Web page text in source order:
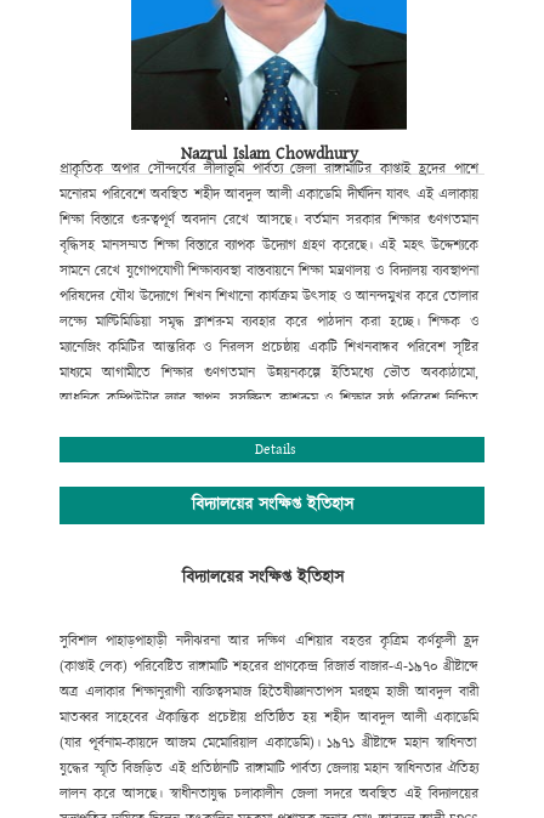
Nazrul Islam Chowdhury
প্রাকৃতিক অপার সৌন্দর্যের লীলাভূমি পার্বত্য জেলা রাঙ্গামাটির কাপ্তাই হ্রদের পাশে
মনোরম পরিবেশে অবস্থিত শহীদ আবদুল আলী একাডেমি দীর্ঘদিন যাবৎ এই এলাকায়
শিক্ষা বিস্তারে গুরুত্বপূর্ণ অবদান রেখে আসছে। বর্তমান সরকার শিক্ষার গুণগতমান
বৃদ্ধিসহ মানসম্মত শিক্ষা বিস্তারে ব্যাপক উদ্যোগ গ্রহণ করেছে। এই মহৎ উদ্দেশ্যকে
সামনে রেখে যুগোপযোগী শিক্ষাব্যবস্থা বাস্তবায়নে শিক্ষা মন্ত্রণালয় ও বিদ্যালয় ব্যবস্থাপনা
পরিষদের যৌথ উদ্যোগে শিখন শিখানো কার্যক্রম উৎসাহ ও আনন্দমুখর করে তোলার
লক্ষ্যে মাল্টিমিডিয়া সমৃদ্ধ ক্লাশরুম ব্যবহার করে পাঠদান করা হচ্ছে। শিক্ষক ও
ম্যানেজিং কমিটির আন্তরিক ও নিরলস প্রচেষ্ঠায় একটি শিখনবান্ধব পরিবেশ সৃষ্টির
মাধ্যমে আগামীতে শিক্ষার গুণগতমান উন্নয়নকল্পে ইতিমধ্যে ভৌত অবকাঠামো,
আধুনিক কম্পিউটার ল্যাব স্থাপন,সুসজ্জিত ক্লাশরুম ও শিক্ষার সুষ্ঠু পরিবেশ নিশ্চিত
মানসিক বিকাশে বিভিন্ন পদক্ষেপ ক্রমান্নয়ে বাস্তবায়ন করা হচ্ছে। বিদ্যালয়টি
প্রতিষ্ঠাতা বিশিষ্ট সমাজ সেবক শ্রদ্ধেয় মরহুম হাজী আবদুল বারী
কৃতি সন্তান হাজী মোঃ মুছা মাতব্বর (আজীবন দাতা সদস্য) বিদ্যালয় পরিচালনা
,শিক্ষার্থীদের সুযোগ-সুবিধা বৃদ্ধি
JSC
তে ধারাবাহিক উন্নয়ন
বিদ্যমান। সহপাঠক্রমিক কার্যক্রমে (ক্রীড়া ও
সংস্কৃতিতে) রয়েছে অত্র
বিদ্যালয়ের দীর্ঘ দিনের ঐতিহ্য।
Details
বিদ্যালয়ের সংক্ষিপ্ত ইতিহাস
বিদ্যালয়ের সংক্ষিপ্ত ইতিহাস
সুবিশাল পাহাড়পাহাড়ী নদীঝরনা আর দক্ষিণ এশিয়ার বহত্তর কৃত্রিম কর্ণফুলী হ্রদ
(কাপ্তাই লেক) পরিবেষ্টিত রাঙ্গামাটি শহরের প্রাণকেন্দ্র রিজার্ভ বাজার-এ-১৯৭০ খ্রীষ্টাব্দে
অত্র এলাকার শিক্ষানুরাগী ব্যক্তিত্বসমাজ হিতৈষীজ্ঞানতাপস মরহুম হাজী আবদুল বারী
মাতব্বর সাহেবের ঐকান্তিক প্রচেষ্টায় প্রতিষ্ঠিত হয় শহীদ আবদুল আলী একাডেমি
(যার পূর্বনাম-কায়দে আজম মেমোরিয়াল একাডেমি)। ১৯৭১ খ্রীষ্টাব্দে মহান স্বাধিনতা
যুদ্ধের স্মৃতি বিজড়িত এই প্রতিষ্ঠানটি রাঙ্গামাটি পার্বত্য জেলায় মহান স্বাধিনতার ঐতিহ্য
লালন করে আসছে। স্বাধীনতাযুদ্ধ চলাকালীন জেলা সদরে অবস্থিত এই বিদ্যালয়ের